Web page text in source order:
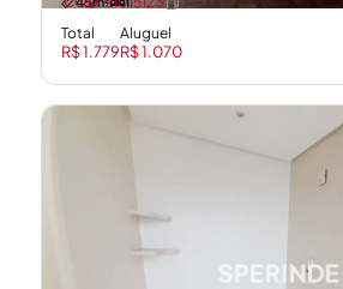
Total
R$ 1.779
Aluguel
R$ 1.070